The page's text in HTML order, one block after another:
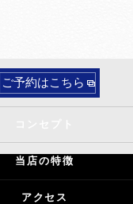
ご予約はこちら
当店の特徴
アクセス